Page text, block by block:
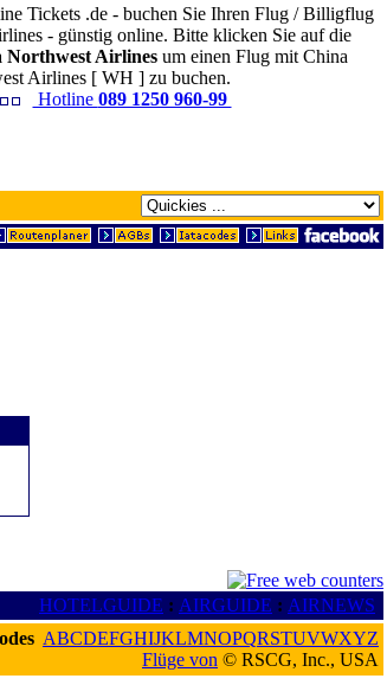
Tickets .de - buchen Sie Ihren Flug / Billigflug
- günstig online. Bitte klicken Sie auf die
Northwest Airlines um einen Flug mit China
Airlines [ WH ] zu buchen.
Hotline 089 1250 960-99
HOTELGUIDE : AIRGUIDE : AIRNEWS
ABCDEFGHIJKLMNOPQRSTUVWXYZ
Flüge von © RSCG, Inc., USA